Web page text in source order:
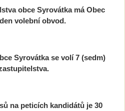
obce Syrovátka má Obec
volební obvod.
Syrovátka se volí 7 (sedm)
na peticích kandidátů je 30